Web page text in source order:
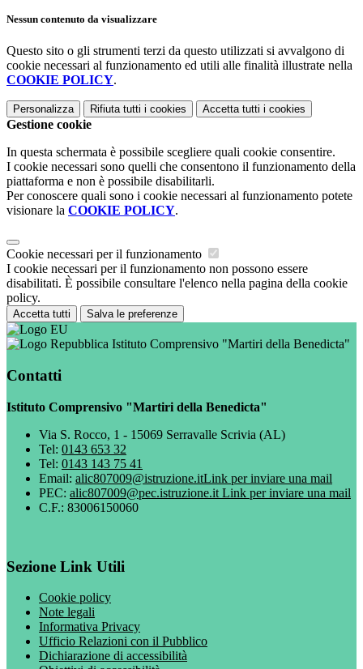
Nessun contenuto da visualizzare
Questo sito o gli strumenti terzi da questo utilizzati si avvalgono di
cookie necessari al funzionamento ed utili alle finalità illustrate nella
COOKIE POLICY.
Personalizza Rifiuta tutti i cookies Accetta tutti i cookies
Gestione cookie
In questa schermata è possibile scegliere quali cookie consentire.
I cookie necessari sono quelli che consentono il funzionamento della
piattaforma e non è possibile disabilitarli.
Per conoscere quali sono i cookie necessari al funzionamento potete
visionare la COOKIE POLICY.
Cookie necessari per il funzionamento
I cookie necessari per il funzionamento non possono essere
disabilitati. È possibile consultare l'elenco nella pagina della cookie
policy.
Accetta tutti Salva le preferenze
Istituto Comprensivo "Martiri della Benedicta"
Contatti
Istituto Comprensivo "Martiri della Benedicta"
Via S. Rocco, 1 - 15069 Serravalle Scrivia (AL)
Tel: 0143 653 32
Tel: 0143 143 75 41
Email: alic807009@istruzione.itLink per inviare una mail
PEC: alic807009@pec.istruzione.it Link per inviare una mail
C.F.: 83006150060
Sezione Link Utili
Cookie policy
Note legali
Informativa Privacy
Ufficio Relazioni con il Pubblico
Dichiarazione di accessibilità